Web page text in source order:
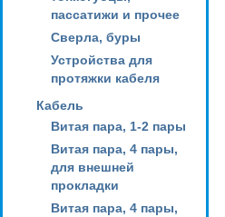
пассатижи и прочее
Сверла, буры
Устройства для
протяжки кабеля
Кабель
Витая пара, 1-2 пары
Витая пара, 4 пары,
для внешней
прокладки
Витая пара, 4 пары,